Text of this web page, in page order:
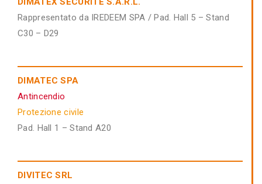
Rappresentato da IREDEEM SPA / Pad. Hall 5 – Stand
C30 – D29
DIMATEC SPA
Antincendio
Protezione civile
Pad. Hall 1 – Stand A20
DIVITEC SRL